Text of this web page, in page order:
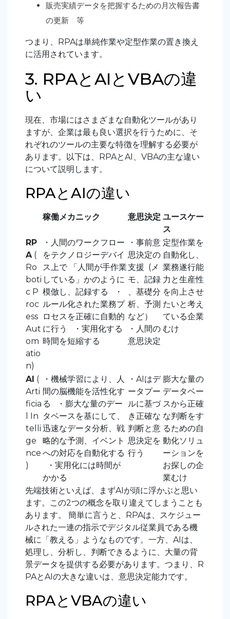
販売実績データを把握するための月次報告書
の更新 等
つまり、RPAは単純作業や定型作業の置き換え
に活用されています。
3. RPAとAIとVBAの違
い
現在、市場にはさまざまな自動化ツールがあり
ますが、企業は最も良い選択を行うために、そ
れぞれのツールの主要な特徴を理解する必要が
あります。以下は、RPAとAI、VBAの主な違い
について説明します。
RPAとAIの違い
稼働メカニック 意思決定 ユースケー
ス
RP
A (
Ro
boti
c P
roc
ess
Aut
om
atio
n)
・人間のワークフロー
をテクノロジーデバイ
ス上で 「人間が手作業
している」かのように
模倣し、記録する
・
ルール化された業務プ
ロセスを正確に自動的
に行う
・実用化する
時間を短縮する
・事前意
思決定の
支援 (メ
モ、記録
、基礎分
析、予測
など）
・人間の
意思決定
定型作業を
自動化し、
業務遂行能
力と生産性
を向上させ
たいと考え
ている企業
むけ
AI (
Arti
ficia
l In
telli
ge
nce
)
・機械学習により、人
間の脳機能を活性化す
る
・膨大な量のデー
タベースを基にして、
迅速なデータ分析、戦
略的な予測、イベント
への対応を自動化する
・実用化には時間が
かかる
・AIはデ
ータプー
ルに基づ
き正確な
判断と意
思決定を
行う
膨大な量の
データベー
スから正確
な判断をす
るための自
動化ソリュ
ーションを
お探しの企
業むけ
先端技術といえば、まずAIが頭に浮かぶと思い
ます。この2つの概念を取り違えてしまうことも
あります。
簡単に言うと、RPAは、スケジュー
ルされた一連の指示でデジタル従業員である機
械に「教える」ようなものです。一方、AIは、
処理し、分析し、判断できるように、大量の背
景データを提供する必要があります。つまり、R
PAとAIの大きな違いは、意思決定能力です。
RPAとVBAの違い